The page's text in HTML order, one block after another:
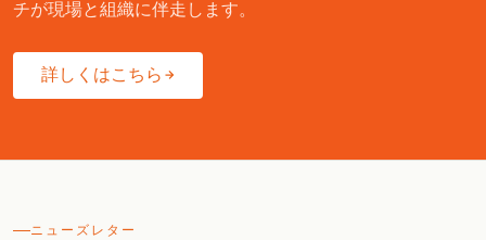
チが現場と組織に伴走します。
詳しくはこちら
ニューズレター